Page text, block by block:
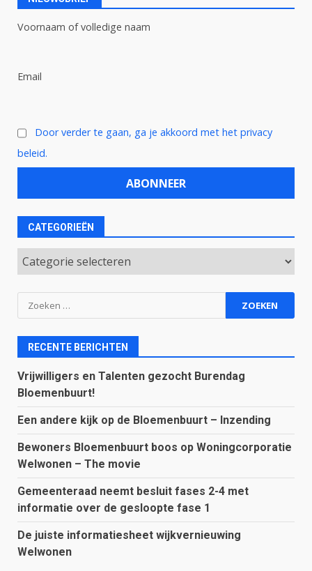
Voornaam of volledige naam
Email
Door verder te gaan, ga je akkoord met het privacy
beleid.
CATEGORIEËN
Categorieën
Zoeken
naar:
RECENTE BERICHTEN
Vrijwilligers en Talenten gezocht Burendag
Bloemenbuurt!
Een andere kijk op de Bloemenbuurt – Inzending
Bewoners Bloemenbuurt boos op Woningcorporatie
Welwonen – The movie
Gemeenteraad neemt besluit fases 2-4 met
informatie over de gesloopte fase 1
De juiste informatiesheet wijkvernieuwing
Welwonen